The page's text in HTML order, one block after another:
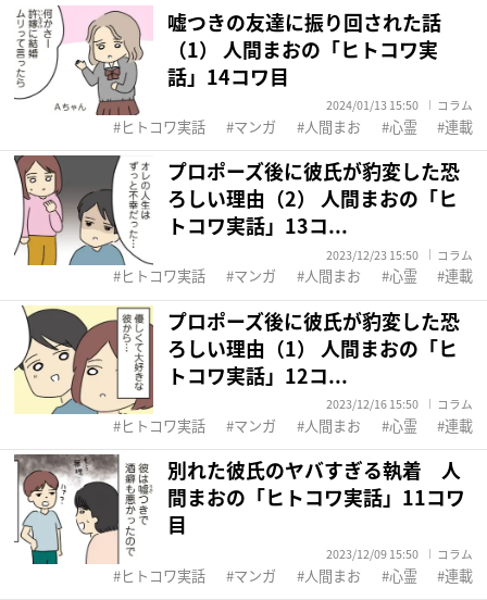
嘘つきの友達に振り回された話
（1） 人間まおの「ヒトコワ実
話」14コワ目
2024/01/13 15:50 コラム
ヒトコワ実話 マンガ 人間まお 心霊 連載
プロポーズ後に彼氏が豹変した恐
ろしい理由（2） 人間まおの「ヒ
トコワ実話」13コ...
2023/12/23 15:50 コラム
ヒトコワ実話 マンガ 人間まお 心霊 連載
プロポーズ後に彼氏が豹変した恐
ろしい理由（1） 人間まおの「ヒ
トコワ実話」12コ...
2023/12/16 15:50 コラム
ヒトコワ実話 マンガ 人間まお 心霊 連載
別れた彼氏のヤバすぎる執着 人
間まおの「ヒトコワ実話」11コワ
目
2023/12/09 15:50 コラム
ヒトコワ実話 マンガ 人間まお 心霊 連載